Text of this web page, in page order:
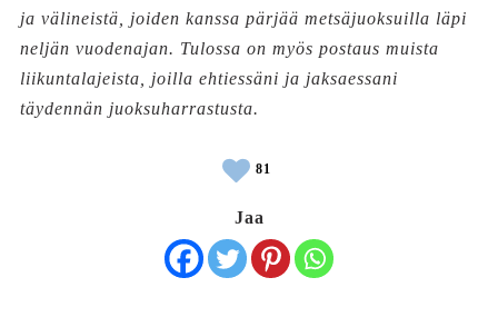
ja välineistä, joiden kanssa pärjää metsäjuoksuilla läpi
neljän vuodenajan. Tulossa on myös postaus muista
liikuntalajeista, joilla ehtiessäni ja jaksaessani
täydennän juoksuharrastusta.
81
Jaa